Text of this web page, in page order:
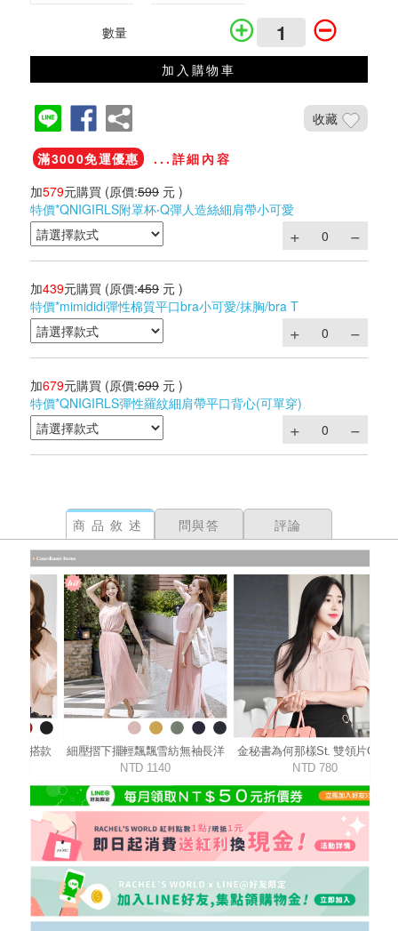
數量
加入購物車
收藏
滿3000免運優惠
...詳細內容
加579元購買 (原價:599 元 )
特價*QNIGIRLS附罩杯‧Q彈人造絲細肩帶小可愛
加439元購買 (原價:459 元 )
特價*mimididi彈性棉質平口bra小可愛/抹胸/bra T
加679元購買 (原價:699 元 )
特價*QNIGIRLS彈性羅紋細肩帶平口背心(可單穿)
商品敘述 問與答 評論